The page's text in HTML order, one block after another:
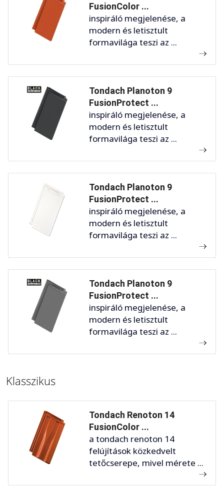
FusionColor ...
inspiráló megjelenése, a
modern és letisztult
formavilága teszi az ...
Tondach Planoton 9
FusionProtect ...
inspiráló megjelenése, a
modern és letisztult
formavilága teszi az ...
Tondach Planoton 9
FusionProtect ...
inspiráló megjelenése, a
modern és letisztult
formavilága teszi az ...
Tondach Planoton 9
FusionProtect ...
inspiráló megjelenése, a
modern és letisztult
formavilága teszi az ...
Klasszikus
Tondach Renoton 14
FusionColor ...
a tondach renoton 14
felújítások közkedvelt
tetőcserepe, mivel mérete ...